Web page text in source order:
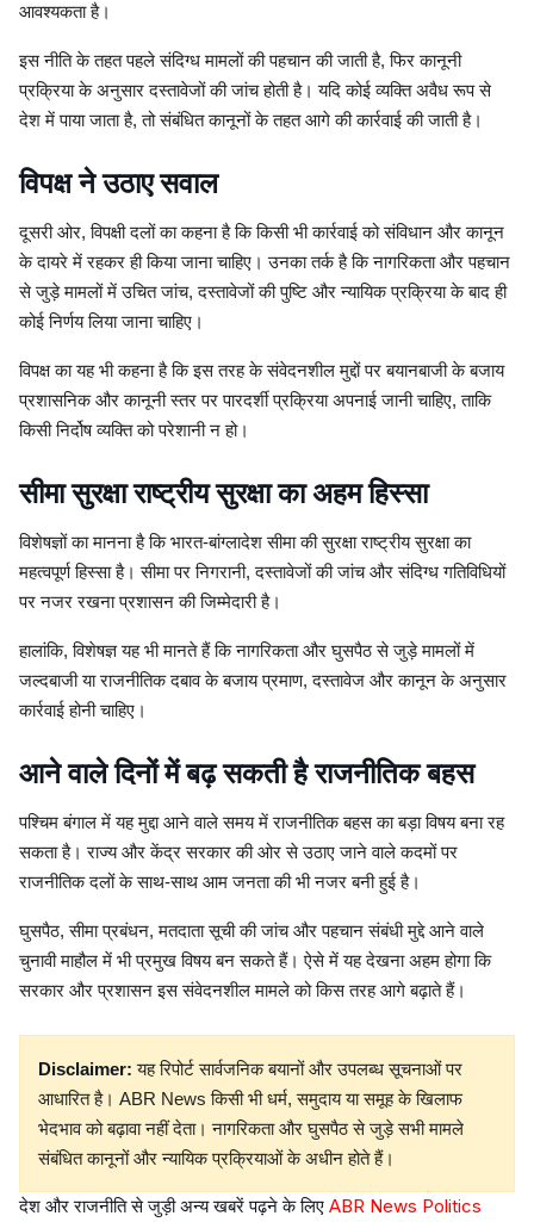
आवश्यकता है।
इस नीति के तहत पहले संदिग्ध मामलों की पहचान की जाती है, फिर कानूनी
प्रक्रिया के अनुसार दस्तावेजों की जांच होती है। यदि कोई व्यक्ति अवैध रूप से
देश में पाया जाता है, तो संबंधित कानूनों के तहत आगे की कार्रवाई की जाती है।
विपक्ष ने उठाए सवाल
दूसरी ओर, विपक्षी दलों का कहना है कि किसी भी कार्रवाई को संविधान और कानून
के दायरे में रहकर ही किया जाना चाहिए। उनका तर्क है कि नागरिकता और पहचान
से जुड़े मामलों में उचित जांच, दस्तावेजों की पुष्टि और न्यायिक प्रक्रिया के बाद ही
कोई निर्णय लिया जाना चाहिए।
विपक्ष का यह भी कहना है कि इस तरह के संवेदनशील मुद्दों पर बयानबाजी के बजाय
प्रशासनिक और कानूनी स्तर पर पारदर्शी प्रक्रिया अपनाई जानी चाहिए, ताकि
किसी निर्दोष व्यक्ति को परेशानी न हो।
सीमा सुरक्षा राष्ट्रीय सुरक्षा का अहम हिस्सा
विशेषज्ञों का मानना है कि भारत-बांग्लादेश सीमा की सुरक्षा राष्ट्रीय सुरक्षा का
महत्वपूर्ण हिस्सा है। सीमा पर निगरानी, दस्तावेजों की जांच और संदिग्ध गतिविधियों
पर नजर रखना प्रशासन की जिम्मेदारी है।
हालांकि, विशेषज्ञ यह भी मानते हैं कि नागरिकता और घुसपैठ से जुड़े मामलों में
जल्दबाजी या राजनीतिक दबाव के बजाय प्रमाण, दस्तावेज और कानून के अनुसार
कार्रवाई होनी चाहिए।
आने वाले दिनों में बढ़ सकती है राजनीतिक बहस
पश्चिम बंगाल में यह मुद्दा आने वाले समय में राजनीतिक बहस का बड़ा विषय बना रह
सकता है। राज्य और केंद्र सरकार की ओर से उठाए जाने वाले कदमों पर
राजनीतिक दलों के साथ-साथ आम जनता की भी नजर बनी हुई है।
घुसपैठ, सीमा प्रबंधन, मतदाता सूची की जांच और पहचान संबंधी मुद्दे आने वाले
चुनावी माहौल में भी प्रमुख विषय बन सकते हैं। ऐसे में यह देखना अहम होगा कि
सरकार और प्रशासन इस संवेदनशील मामले को किस तरह आगे बढ़ाते हैं।
Disclaimer: यह रिपोर्ट सार्वजनिक बयानों और उपलब्ध सूचनाओं पर
आधारित है। ABR News किसी भी धर्म, समुदाय या समूह के खिलाफ
भेदभाव को बढ़ावा नहीं देता। नागरिकता और घुसपैठ से जुड़े सभी मामले
संबंधित कानूनों और न्यायिक प्रक्रियाओं के अधीन होते हैं।
देश और राजनीति से जुड़ी अन्य खबरें पढ़ने के लिए ABR News Politics